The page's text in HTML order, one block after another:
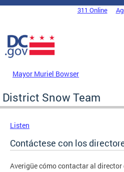
Skip to main content
DC Agency Top Menu311 Online
Mayor Muriel Bowser
District Snow Team
Listen
Contáctese con los
Averigüe cómo contactar al